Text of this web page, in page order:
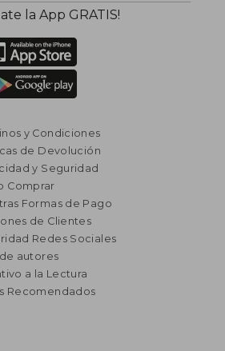
la App GRATIS!
y Condiciones
de Devolución
y Seguridad
Comprar
Formas de Pago
de Clientes
Redes Sociales
autores
a la Lectura
Recomendados